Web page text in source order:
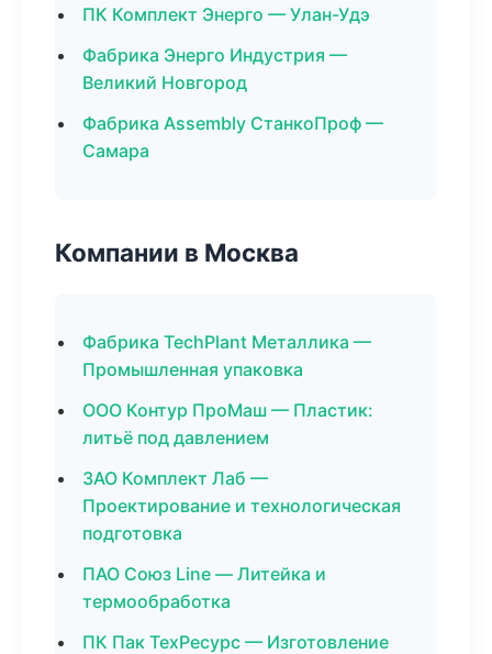
ПК Комплект Энерго — Улан-Удэ
Фабрика Энерго Индустрия —
Великий Новгород
Фабрика Assembly СтанкоПроф —
Самара
Компании в Москва
Фабрика TechPlant Металлика —
Промышленная упаковка
ООО Контур ПроМаш — Пластик:
литьё под давлением
ЗАО Комплект Лаб —
Проектирование и технологическая
подготовка
ПАО Союз Line — Литейка и
термообработка
ПК Пак ТехРесурс — Изготовление